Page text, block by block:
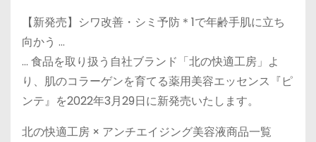
【新発売】シワ改善・シミ予防＊1で年齢手肌に立ち
向かう …
… 食品を取り扱う自社ブランド「北の快適工房」よ
り、肌のコラーゲンを育てる薬用美容エッセンス『ピ
ンテ』を2022年3月29日に新発売いたします。
北の快適工房 × アンチエイジング美容液商品一覧